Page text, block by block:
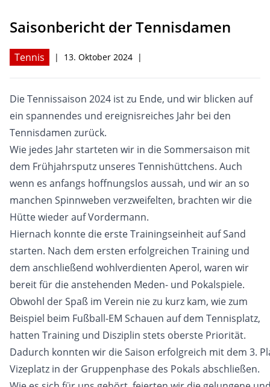
Hagsfelder Stuben
Saisonbericht der Tennisdamen
Tennis | 13. Oktober 2024 |
Die Tennissaison 2024 ist zu Ende, und wir blicken auf
ein spannendes und ereignisreiches Jahr bei den
Tennisdamen zurück.
Wie jedes Jahr starteten wir in die Sommersaison mit
dem Frühjahrsputz unseres Tennishüttchens. Auch
wenn es anfangs hoffnungslos aussah, und wir an so
manchen Spinnweben verzweifelten, brachten wir die
Hütte wieder auf Vordermann.
Hiernach konnte die erste Trainingseinheit auf Sand
starten. Nach dem ersten erfolgreichen Training und
dem anschließend wohlverdienten Aperol, waren wir
bereit für die anstehenden Meden- und Pokalspiele.
Obwohl der Spaß im Verein nie zu kurz kam, wie zum
Beispiel beim Fußball-EM Schauen auf dem Tennisplatz,
hatten Training und Disziplin stets oberste Priorität.
Dadurch konnten wir die Saison erfolgreich mit dem 3.
Vizeplatz in der Gruppenphase des Pokals abschließen.